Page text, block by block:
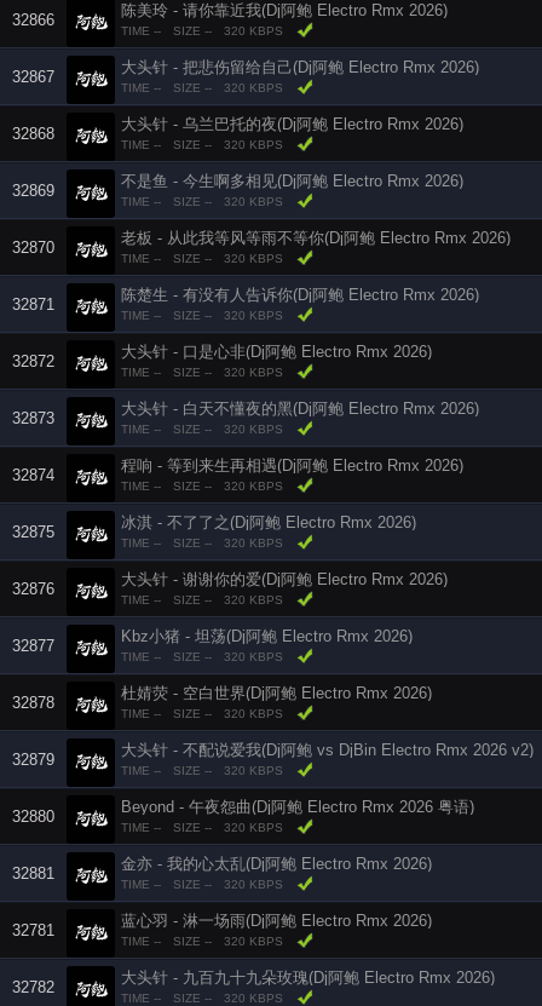
32866
陈美玲 - 请你靠近我(Dj阿鲍 Electro Rmx 2026)
TIME -- SIZE -- 320 KBPS
32867
大头针 - 把悲伤留给自己(Dj阿鲍 Electro Rmx 2026)
TIME -- SIZE -- 320 KBPS
32868
大头针 - 乌兰巴托的夜(Dj阿鲍 Electro Rmx 2026)
TIME -- SIZE -- 320 KBPS
32869
不是鱼 - 今生啊多相见(Dj阿鲍 Electro Rmx 2026)
TIME -- SIZE -- 320 KBPS
32870
老板 - 从此我等风等雨不等你(Dj阿鲍 Electro Rmx 2026)
TIME -- SIZE -- 320 KBPS
32871
陈楚生 - 有没有人告诉你(Dj阿鲍 Electro Rmx 2026)
TIME -- SIZE -- 320 KBPS
32872
大头针 - 口是心非(Dj阿鲍 Electro Rmx 2026)
TIME -- SIZE -- 320 KBPS
32873
大头针 - 白天不懂夜的黑(Dj阿鲍 Electro Rmx 2026)
TIME -- SIZE -- 320 KBPS
32874
程响 - 等到来生再相遇(Dj阿鲍 Electro Rmx 2026)
TIME -- SIZE -- 320 KBPS
32875
冰淇 - 不了了之(Dj阿鲍 Electro Rmx 2026)
TIME -- SIZE -- 320 KBPS
32876
大头针 - 谢谢你的爱(Dj阿鲍 Electro Rmx 2026)
TIME -- SIZE -- 320 KBPS
32877
Kbz小猪 - 坦荡(Dj阿鲍 Electro Rmx 2026)
TIME -- SIZE -- 320 KBPS
32878
杜婧荧 - 空白世界(Dj阿鲍 Electro Rmx 2026)
TIME -- SIZE -- 320 KBPS
32879
大头针 - 不配说爱我(Dj阿鲍 vs DjBin Electro Rmx 2026 v2)
TIME -- SIZE -- 320 KBPS
32880
Beyond - 午夜怨曲(Dj阿鲍 Electro Rmx 2026 粤语)
TIME -- SIZE -- 320 KBPS
32881
金亦 - 我的心太乱(Dj阿鲍 Electro Rmx 2026)
TIME -- SIZE -- 320 KBPS
32781
蓝心羽 - 淋一场雨(Dj阿鲍 Electro Rmx 2026)
TIME -- SIZE -- 320 KBPS
32782
大头针 - 九百九十九朵玫瑰(Dj阿鲍 Electro Rmx 2026)
TIME -- SIZE -- 320 KBPS